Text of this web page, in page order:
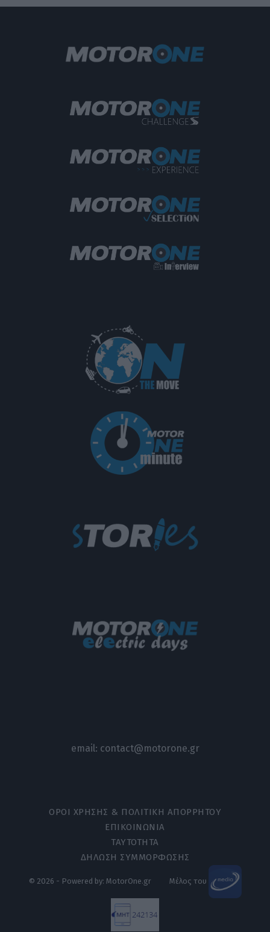
email: contact@motorone.gr
ΟΡΟΙ ΧΡΗΣΗΣ & ΠΟΛΙΤΙΚΗ ΑΠΟΡΡΗΤΟΥ
ΕΠΙΚΟΙΝΩΝΙΑ
ΤΑΥΤΟΤΗΤΑ
ΔΗΛΩΣΗ ΣΥΜΜΟΡΦΩΣΗΣ
© 2026 - Powered by: MotorOne.gr Μέλος του